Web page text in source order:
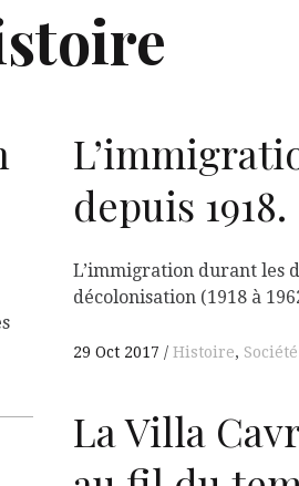
depuis 1918.
L’immigration durant les
décolonisation (1918 à
29 Oct 2017 Histoire, Société
La Villa